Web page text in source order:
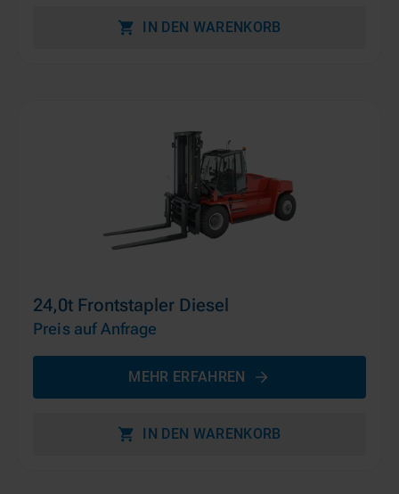
IN DEN WARENKORB
24,0t Frontstapler Diesel
Preis auf Anfrage
MEHR ERFAHREN
IN DEN WARENKORB